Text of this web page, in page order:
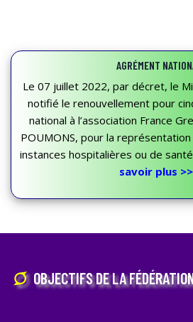
AGRÉMENT
Le 07 juillet 2022, par décret, le
notifié le renouvellement pour
national à l’association France
POUMONS, pour la
instances hospitalières ou de
savoir plus
OBJECTIFS DE LA